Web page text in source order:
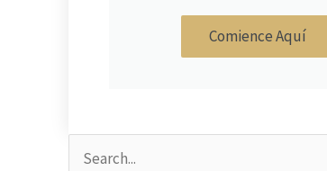
Comience Aquí
Search